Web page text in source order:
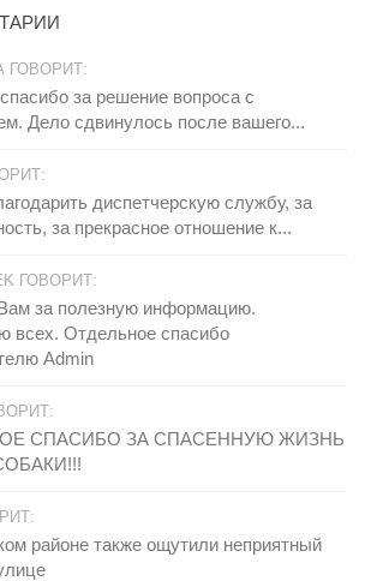
ГОВОРИТ:
за решение вопроса с
Дело сдвинулось после вашего...
диспетчерскую службу, за
за прекрасное отношение к...
ГОВОРИТ:
за полезную информацию.
всех. Отдельное спасибо
Admin
СПАСИБО ЗА СПАСЕННУЮ ЖИЗНЬ
районе также ощутили неприятный